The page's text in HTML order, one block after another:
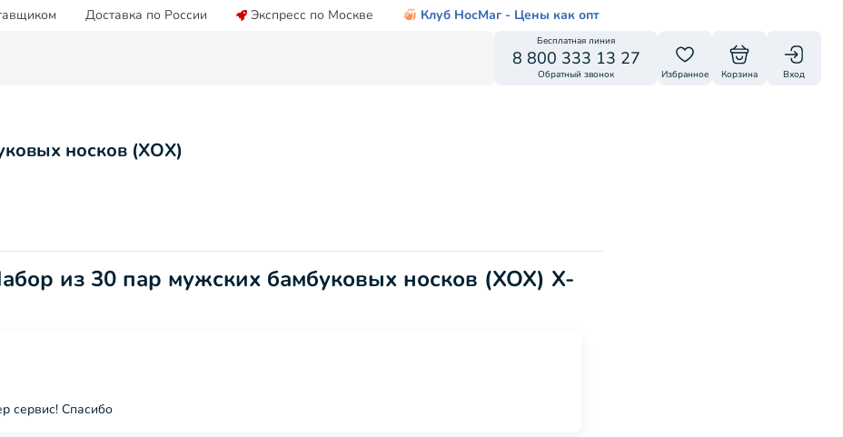
Доставка по России Экспресс по Москве Клуб НосМаг - Цены как опт
Бесплатная линия
8 800 333 13 27
Обратный звонок Избранное Корзина Вход
носков (ХОХ)
из 30 пар мужских бамбуковых носков (ХОХ) X-
сервис! Спасибо